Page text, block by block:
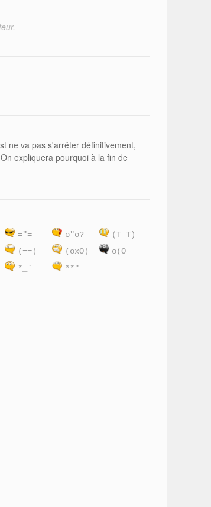
ne va pas s'arrêter définitivement,
expliquera pourquoi à la fin de
="= o"o?
(T_T)
(==) (oxO)
o(O
*_` **"